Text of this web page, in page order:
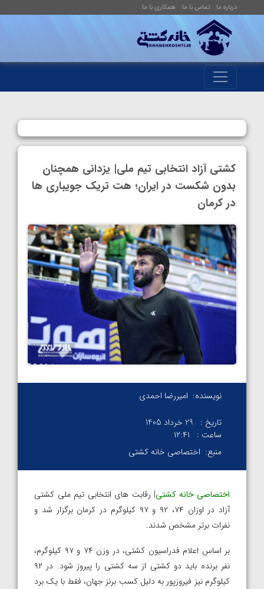
درباره ما تماس با ما همکاری با ما
کشتی آزاد انتخابی تیم ملی| یزدانی همچنان
بدون شکست در ایران؛ هت تریک جویباری ها
در کرمان
نویسنده: امیررضا احمدی
تاریخ :
29 خرداد 1405
ساعت :
۱۲:۴۱
منبع: اختصاصی خانه کشتی
اختصاصی خانه کشتی| رقابت های انتخابی تیم ملی کشتی
آزاد در اوزان ۷۴، ۹۲ و ۹۷ کیلوگرم در کرمان برگزار شد و
نفرات برتر مشخص شدند.
بر اساس اعلام فدراسیون کشتی، در وزن ۷۴ و ۹۷ کیلوگرم،
نفر برنده باید دو کشتی از سه کشتی را پیروز شود. در ۹۲
کیلوگرم نیز فیروزپور به دلیل کسب برنز جهان، فقط با یک برد